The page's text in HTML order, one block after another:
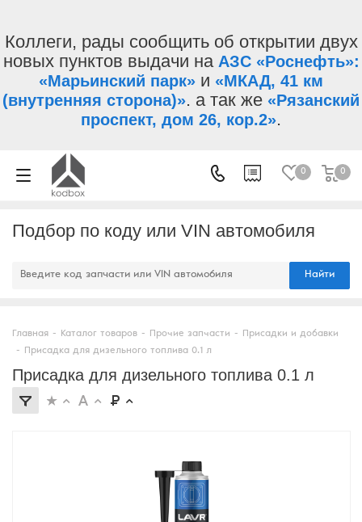
Коллеги, рады сообщить об открытии двух
новых пунктов выдачи на АЗС «Роснефть»:
«Марьинский парк» и «МКАД, 41 км
(внутренняя сторона)». а так же «Рязанский
проспект, дом 26, кор.2».
0 0
Подбор по коду или VIN автомобиля
Найти
Главная - Каталог товаров - Прочие запчасти -
Присадки и добавки
-
Присадка для дизельного топлива 0.1 л
Присадка для дизельного топлива 0.1 л